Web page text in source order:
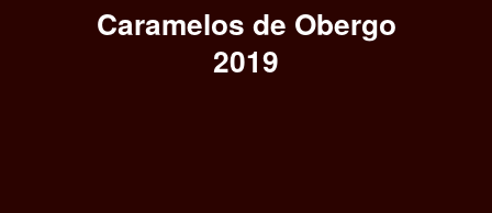
Caramelos de Obergo
2019